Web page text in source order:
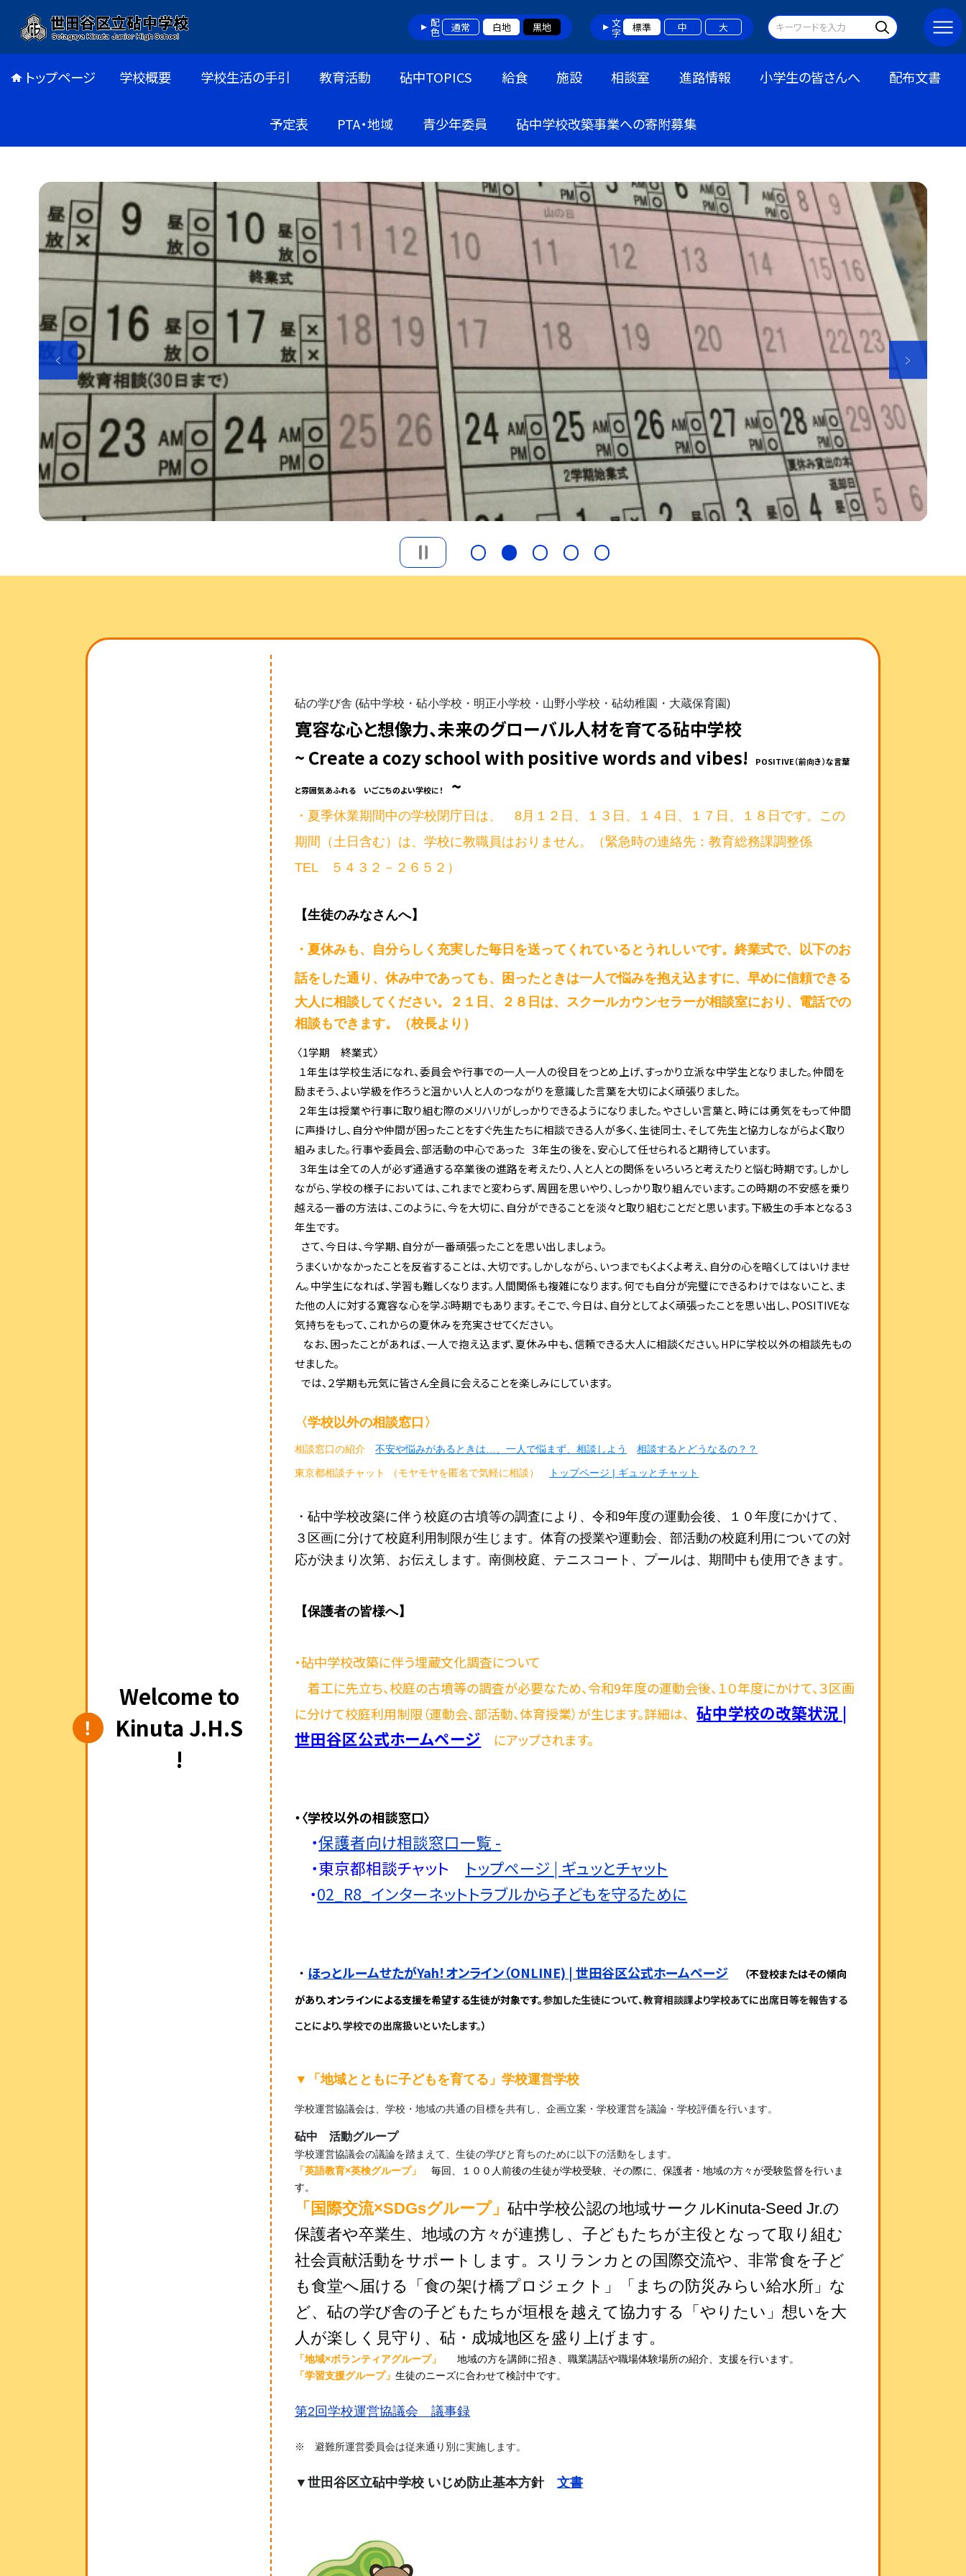
配色 通常 白地 黒地 文字 標準 中 大
トップページ 学校概要 学校生活の手引 教育活動 砧中TOPICS 給食 施設 相談室 進路情報 小学生の皆さんへ 配布文書
予定表 PTA・地域 青少年委員 砧中学校改築事業への寄附募集
Welcome to
Kinuta J.H.S
!
砧の学び舎 (砧中学校・砧小学校・明正小学校・山野小学校・砧幼稚園・大蔵保育園)
寛容な心と想像力、未来のグローバル人材を育てる砧中学校
~ Create a cozy school with positive words and vibes!
POSITIVE（前向き）な言葉
と雰囲気あふれる いごこちのよい学校に！ ~
・夏季休業期間中の学校閉庁日は、 8月１２日、１３日、１４日、１７日、１８日です。この
期間（土日含む）は、学校に教職員はおりません。（ 緊急時の連絡先：教育総務課調整係
TEL ５４３２－２６５２）
【生徒のみなさんへ】
・夏休みも、自分らしく充実した毎日を送ってくれているとうれしいです。終業式で、以下のお
話をした通り、休み中であっても、困った ときは一人で悩みを抱え込ますに、早めに信頼できる
大人に相談してください。
２１日、２８日は、スクールカウンセラーが相談室におり、電話での
相談もできます。（校長より）
〈1学期 終業式〉
１年生は学校生活になれ、委員会や行事での一人一人の役目をつとめ上げ、すっかり立派な中学生となりました。仲間を
励まそう、よい学級を作ろうと温かい人と人のつながりを意識した言葉を大切によく頑張りました。
２年生は授業や行事に取り組む際のメリハリがしっかりできるようになりました。やさしい言葉と、時には勇気をもって仲間
に声掛けし、自分や仲間が困ったことをすぐ先生たちに相談できる人が多く、生徒同士、そして先生と協力しながらよく取り
組みました。行事や委員会、部活動の中心であった ３年生の後を、安心して任せられると期待しています。
３年生は全ての人が必ず通過する卒業後の進路を考えたり、人と人との関係をいろいろと考えたりと悩む時期です。しかし
ながら、学校の様子においては、これまでと変わらず、周囲を思いやり、しっかり取り組んでいます。この時期の不安感を乗り
越える一番の方法は、このように、今を大切に、自分ができることを淡々と取り組むことだと思います。下級生の手本となる３
年生です。
さて、今日は、今学期、自分が一番頑張ったことを思い出しましょう。
うまくいかなかったことを反省することは、大切です。しかしながら、いつまでもくよくよ考え、自分の心を暗くしてはいけませ
ん。中学生になれば、学習も難しくなります。人間関係も複雑になります。何でも自分が完璧にできるわけではないこと、ま
た他の人に対する寛容な心を学ぶ時期でもあります。そこで、今日は、自分としてよく頑張ったことを思い出し、 POSITIVEな
気持ちをもって、これからの夏休みを充実させてください。
なお、困ったことがあれば、一人で抱え込まず、夏休み中も、信頼できる大人に相談ください。HPに学校以外の相談先もの
せました。
では、２学期も元気に皆さん全員に会えることを楽しみにしています。
〈学校以外の相談窓口〉
相談窓口の紹介 不安や悩みがあるときは…、一人で悩まず、相談しよう 相談するとどうなるの？？
東京都相談チャット （モヤモヤを匿名で気軽に相談） トップページ | ギュッとチャット
・砧中学校改築に伴う校庭の古墳等の調査により、令和9年度の運動会後、１０年度にかけて、
３区画に分けて校庭利用制限が生じます。体育の授業や運動会、部活動の校庭利用についての対
応が決まり次第、お伝えします。南側校庭、テニスコート、プールは、期間中も使用できます。
【保護者の皆様へ】
・砧中学校改築に伴う埋蔵文化調査について
着工に先立ち、校庭の古墳等の調査が必要なため、令和9年度の運動会後、１０年度にかけて、３区画
に分けて校庭利用制限（運動会、部活動、体育授業）が生じます。詳細は、 砧中学校の改築状況 |
世田谷区公式ホームページ
にアップされます。
・〈学校以外の相談窓口〉
・保護者向け相談窓口一覧 -
・東京都相談チャット トップページ | ギュッとチャット
・02_R8_インターネットトラブルから子どもを守るために
・ ほっとルームせたがYah！オンライン（ONLINE) | 世田谷区公式ホームページ
（不登校またはその傾向
があり、オンラインによる支援を希望する生徒が対象です。参加した生徒について、教育相談課より学校あてに出席日等を報告する
ことにより、学校での出席扱いといたします。）
▼「地域とともに子どもを育てる」学校運営学校
学校運営協議会は、学校・地域の共通の目標を共有し、企画立案・学校運営を議論・学校評価を行います。
砧中 活動グループ
学校運営協議会の議論を踏まえて、生徒の学びと育ちのために以下の活動をします。
「英語教育×英検グループ」毎回、１００人前後の生徒が学校受験、その際に、保護者・地域の方々が受験監督を行いま
す。
「国際交流×SDGsグループ」砧中学校公認の地域サークルKinuta-Seed Jr.の
保護者や卒業生、地域の方々が連携し、子どもたちが主役となって取り組む
社会貢献活動をサポートします。スリランカとの国際交流や、非常食を子ど
も食堂へ届ける「食の架け橋プロジェクト」「まちの防災みらい給水所」な
ど、砧の学び舎の子どもたちが垣根を越えて協力する「やりたい」想いを大
人が楽しく見守り、砧・成城地区を盛り上げます。
「地域×ボランティアグループ」 地域の方を講師に招き、職業講話や職場体験場所の紹介、支援を行います。
「学習支援グループ」生徒のニーズに合わせて検討中です。
第2回学校運営協議会 議事録
※ 避難所運営委員会は従来通り別に実施します。
▼世田谷区立砧中学校 いじめ防止基本方針文書